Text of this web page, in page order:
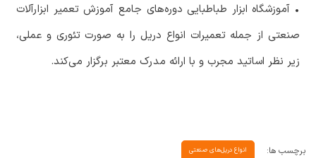
‏• آموزشگاه ابزار طباطبایی دوره‌های جامع آموزش تعمیر ابزارآلات
صنعتی از جمله تعمیرات انواع دریل را به صورت تئوری و عملی،
زیر نظر اساتید مجرب و با ارائه مدرک معتبر برگزار می‌کند.
برچسب ها: انواع دریل‌های صنعتی